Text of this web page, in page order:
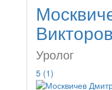
Уролог
5 (1)